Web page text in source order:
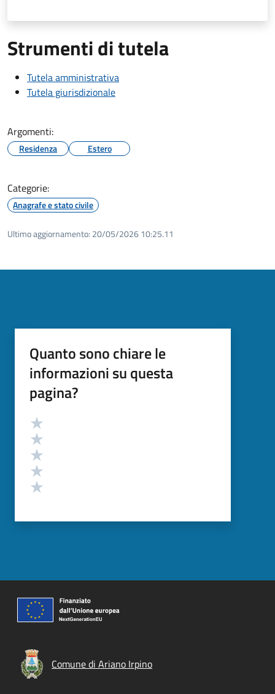
Strumenti di tutela
Tutela amministrativa
Tutela giurisdizionale
Argomenti:
Residenza Estero
Categorie:
Anagrafe e stato civile
Ultimo aggiornamento: 20/05/2026 10:25.11
Quanto sono chiare le
informazioni su questa
pagina?
Valutazione
Comune di Ariano Irpino